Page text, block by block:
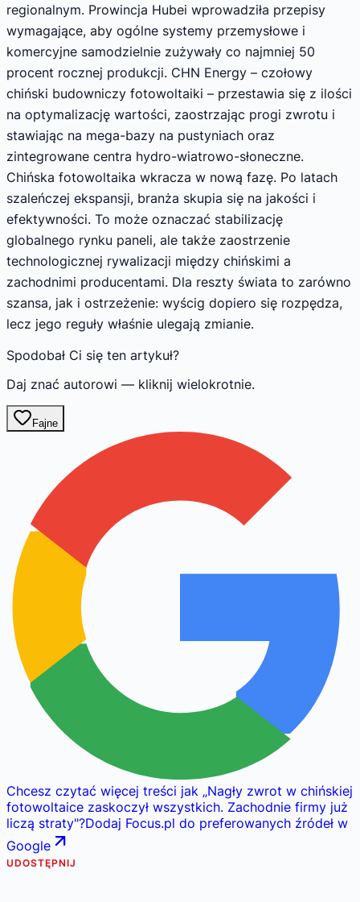
regionalnym. Prowincja Hubei wprowadziła przepisy
wymagające, aby ogólne systemy przemysłowe i
komercyjne samodzielnie zużywały co najmniej 50
procent rocznej produkcji. CHN Energy – czołowy
chiński budowniczy fotowoltaiki – przestawia się z ilości
na optymalizację wartości, zaostrzając progi zwrotu i
stawiając na mega-bazy na pustyniach oraz
zintegrowane centra hydro-wiatrowo-słoneczne.
Chińska fotowoltaika wkracza w nową fazę. Po latach
szaleńczej ekspansji, branża skupia się na jakości i
efektywności. To może oznaczać stabilizację
globalnego rynku paneli, ale także zaostrzenie
technologicznej rywalizacji między chińskimi a
zachodnimi producentami. Dla reszty świata to zarówno
szansa, jak i ostrzeżenie: wyścig dopiero się rozpędza,
lecz jego reguły właśnie ulegają zmianie.
Spodobał Ci się ten artykuł?
Daj znać autorowi — kliknij wielokrotnie.
Fajne
Chcesz czytać więcej treści jak „Nagły zwrot w chińskiej
fotowoltaice zaskoczył wszystkich. Zachodnie firmy już
liczą straty"?Dodaj Focus.pl do preferowanych źródeł w
Google
UDOSTĘPNIJ